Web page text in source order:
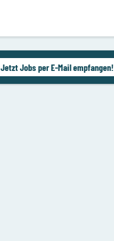
Jetzt Jobs per E-Mail empfangen!